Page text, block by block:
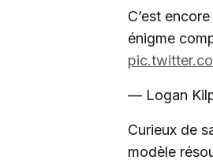
C’est
énigme
— Logan
Curieux de
modèle